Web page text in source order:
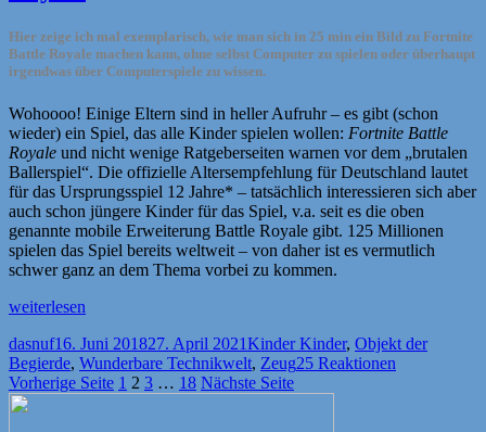
Hier zeige ich mal exemplarisch, wie man sich in 25 min ein Bild zu Fortnite
Battle Royale machen kann, ohne selbst Computer zu spielen oder überhaupt
irgendwas über Computerspiele zu wissen.
Wohoooo! Einige Eltern sind in heller Aufruhr – es gibt (schon
wieder) ein Spiel, das alle Kinder spielen wollen: Fortnite Battle
Royale und nicht wenige Ratgeberseiten warnen vor dem „brutalen
Ballerspiel“. Die offizielle Altersempfehlung für Deutschland lautet
für das Ursprungsspiel 12 Jahre* – tatsächlich interessieren sich aber
auch schon jüngere Kinder für das Spiel, v.a. seit es die oben
genannte mobile Erweiterung Battle Royale gibt. 125 Millionen
spielen das Spiel bereits weltweit – von daher ist es vermutlich
schwer ganz an dem Thema vorbei zu kommen.
„Kurze
–
Fortnite
Battle
Royale“
weiterlesen
Autor
dasnufVeröffentlicht
am
16. Juni 201827. April 2021Kategorien
Kinder Kinder, Objekt der
Begierde, Wunderbare Technikwelt, Zeug25 Reaktionen
Seitennummerierung
der
Vorherige Seite Seite
1 Seite
2 Seite
3 … Seite
18 Nächste Seite